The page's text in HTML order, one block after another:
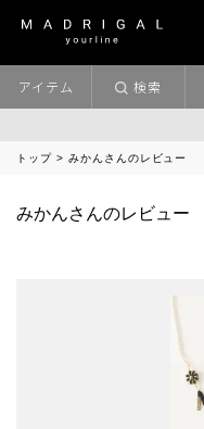
アイテム 検索
トップ みかんさんのレビュー
みかんさんのレビュー